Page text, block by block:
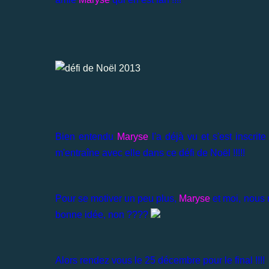
Bien entendu Marysel'a déjà vu et s'est inscrite
m'entraîne avec elle dans ce défi de Noël !!!!!
Pour se motiver un peu plus, Maryse et moi, nous
bonne idée, non ????
Alors rendez vous le 25 décembre pour le final !!!!